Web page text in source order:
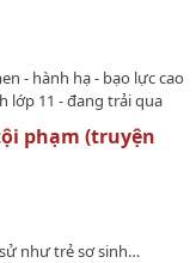
- hành hạ - bạo lực cao
lớp 11 - đang trải qua
dượng, một tên "giang
là ăn đòn. Lão Hùng
tìm cớ đánh đập, sỉ
phạm (truyện
như trẻ sơ sinh…